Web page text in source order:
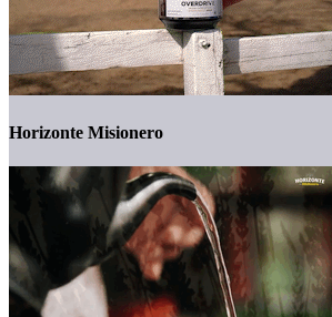
Horizonte Misionero